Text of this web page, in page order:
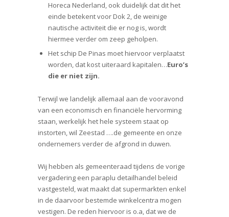
Horeca Nederland, ook duidelijk dat dit het
einde betekent voor Dok 2, de weinige
nautische activiteit die er nog is, wordt
hiermee verder om zeep geholpen.
Het schip De Pinas moet hiervoor verplaatst
worden, dat kost uiteraard kapitalen…Euro’s
die er niet zijn.
Terwijl we landelijk allemaal aan de vooravond
van een economisch en financiële hervorming
staan, werkelijk het hele systeem staat op
instorten, wil Zeestad ….de gemeente en onze
ondernemers verder de afgrond in duwen.
Wij hebben als gemeenteraad tijdens de vorige
vergadering een paraplu detailhandel beleid
vastgesteld, wat maakt dat supermarkten enkel
in de daarvoor bestemde winkelcentra mogen
vestigen. De reden hiervoor is o.a, dat we de